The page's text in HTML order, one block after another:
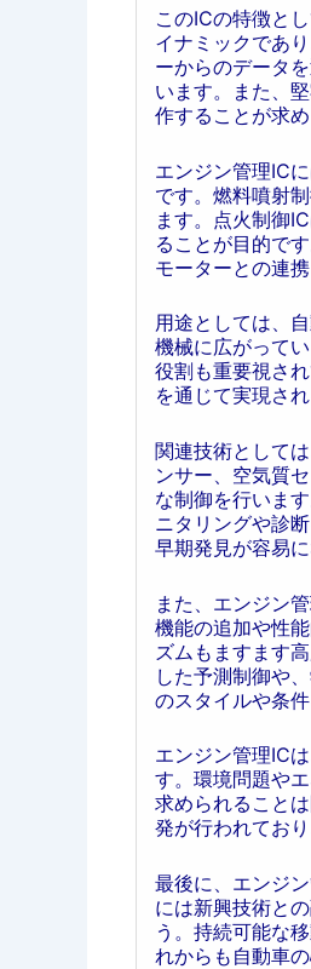
このICの特徴と
イナミックであ
ーからのデータ
います。また、
作することが求め
エンジン管理IC
です。燃料噴射
ます。点火制御
ることが目的で
モーターとの連
用途としては、
機械に広がって
役割も重要視さ
を通じて実現さ
関連技術として
ンサー、空気質
な制御を行いま
ニタリングや診
早期発見が容易
また、エンジン
機能の追加や性
ズムもますます
した予測制御や
のスタイルや条
エンジン管理IC
す。環境問題や
求められること
発が行われてお
最後に、エンジ
には新興技術と
う。持続可能な
れからも自動車